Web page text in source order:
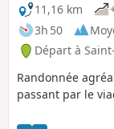
11,16 km
3h 50
Départ à
Randonnée
passant par le